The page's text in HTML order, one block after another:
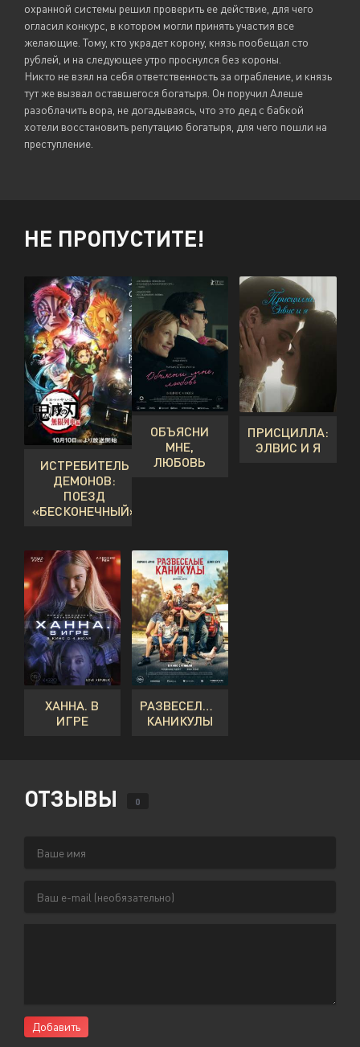
охранной системы решил проверить ее действие, для чего
огласил конкурс, в котором могли принять участия все
желающие. Тому, кто украдет корону, князь пообещал сто
рублей, и на следующее утро проснулся без короны.
Никто не взял на себя ответственность за ограбление, и князь
тут же вызвал оставшегося богатыря. Он поручил Алеше
разоблачить вора, не догадываясь, что это дед с бабкой
хотели восстановить репутацию богатыря, для чего пошли на
преступление.
НЕ ПРОПУСТИТЕ!
ИСТРЕБИТЕЛЬ
ДЕМОНОВ:
ПОЕЗД
«БЕСКОНЕЧНЫЙ»
ОБЪЯСНИ
МНЕ,
ЛЮБОВЬ
ПРИСЦИЛЛА:
ЭЛВИС И Я
ХАННА. В
ИГРЕ
РАЗВЕСЕЛЫЕ
КАНИКУЛЫ
ОТЗЫВЫ 0
Добавить